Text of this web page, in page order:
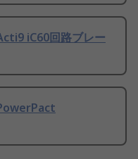
iC60回路ブレー